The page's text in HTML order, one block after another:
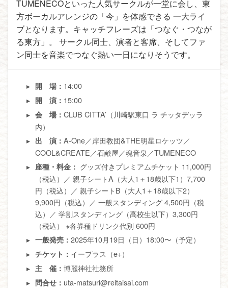
TUMENECOといった人気サークルが一堂に会し、東
方ボーカルアレンジの「今」を体感できる 一大ライ
ブとなります。キャッチフレーズは「つなぐ・つなが
る東方」。 サークル同士、演者と客席、そしてファ
ン同士を音楽でつなぐ熱い一日になりそうです。
開 場： 14:00
開 演： 15:00
会 場：CLUB CITTA’（川崎駅東口 ラ チッタデッラ
内）
出 演：A-One／岸田教団&THE明星ロケッツ／
COOL&CREATE／石鹸屋／魂音泉／TUMENECO
座種・料金： グッズ付きプレミアムチケット 11,000円
（税込）／ 親子シートA（大人1＋18歳以下1）7,700
円（税込）／ 親子シートB（大人1＋18歳以下2）
9,900円（税込）／ 一般スタンディング 4,500円（税
込）／ 学割スタンディング（高校生以下）3,300円
（税込） ※各券種ドリンク代別 600円
一般発売：2025年10月19日（日）18:00〜（予定）
チケット： イープラス（e+）
主 催：博麗神社社務所
問合せ： uta-matsuri@reitaisai.com